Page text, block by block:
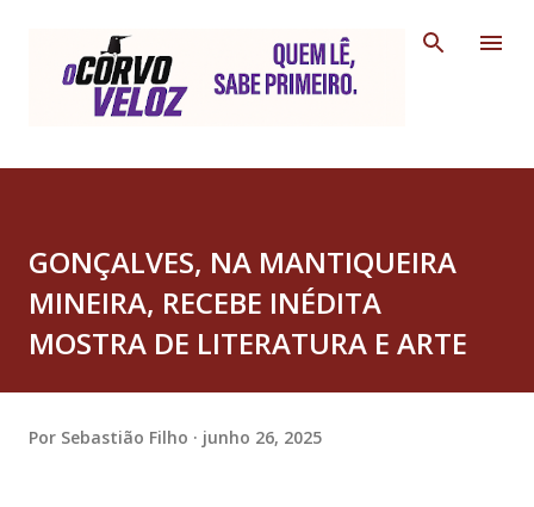
GONÇALVES, NA MANTIQUEIRA
MINEIRA, RECEBE INÉDITA
MOSTRA DE LITERATURA E ARTE
Por Sebastião Filho junho 26, 2025